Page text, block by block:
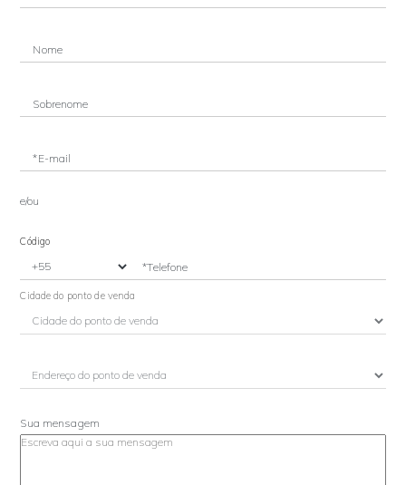
Nome
Sobrenome
*E-mail
e/ou
Código
*Telefone
Cidade do ponto de venda
Sua mensagem